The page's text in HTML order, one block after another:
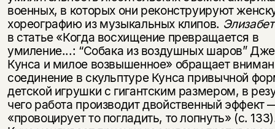
военных, в которых они реконструируют
хореографию из музыкальных клипов.
в статье «Когда восхищение превращается в
умиление...: “Собака из воздушных шаров”
Кунса и милое возвышенное» обращает
соединение в скульптуре Кунса привычной
детской игрушки с гигантским размером, в
чего работа производит двойственный эффект
«провоцирует то погладить, то лопнуть» (с.